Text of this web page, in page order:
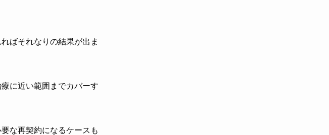
ばそれなりの結果が出ま
に近い範囲までカバーす
な再契約になるケースも